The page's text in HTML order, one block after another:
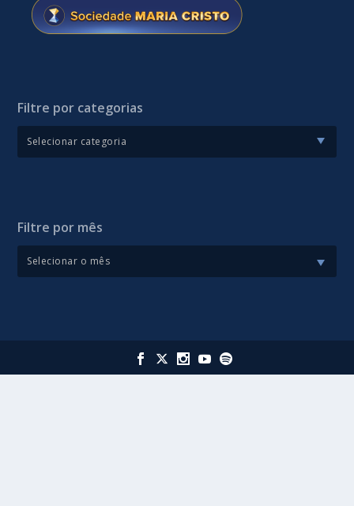
Filtre por categorias
Filtre por mês